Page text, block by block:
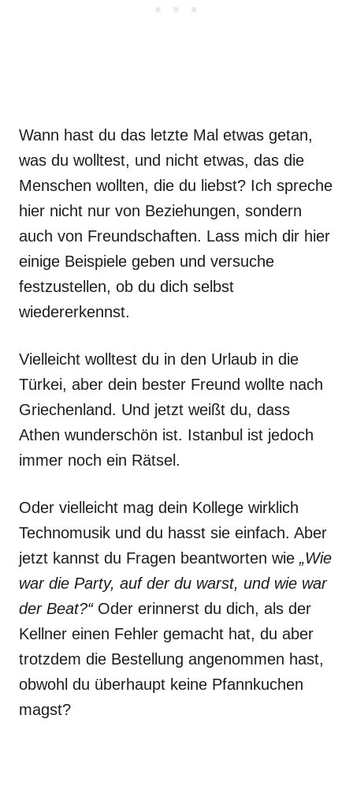
Wann hast du das letzte Mal etwas getan,
was du wolltest, und nicht etwas, das die
Menschen wollten, die du liebst? Ich spreche
hier nicht nur von Beziehungen, sondern
auch von Freundschaften. Lass mich dir hier
einige Beispiele geben und versuche
festzustellen, ob du dich selbst
wiedererkennst.
Vielleicht wolltest du in den Urlaub in die
Türkei, aber dein bester Freund wollte nach
Griechenland. Und jetzt weißt du, dass
Athen wunderschön ist. Istanbul ist jedoch
immer noch ein Rätsel.
Oder vielleicht mag dein Kollege wirklich
Technomusik und du hasst sie einfach. Aber
jetzt kannst du Fragen beantworten wie „Wie
war die Party, auf der du warst, und wie war
der Beat?“ Oder erinnerst du dich, als der
Kellner einen Fehler gemacht hat, du aber
trotzdem die Bestellung angenommen hast,
obwohl du überhaupt keine Pfannkuchen
magst?